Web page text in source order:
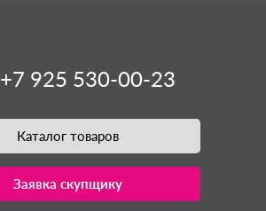
+7 925 530-00-23
Каталог товаров
Заявка скупщику